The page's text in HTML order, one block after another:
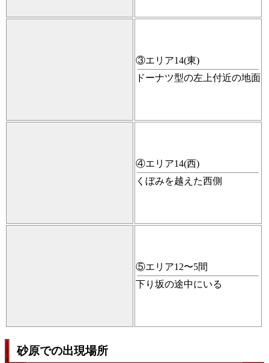
③エリア14(東)
ドーナツ型の左上付近の地面
④エリア14(西)
くぼみを越えた西側
⑤エリア12〜5間
下り坂の途中にいる
砂原での出現場所